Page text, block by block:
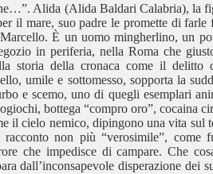
Alida (Alida Baldari Calabria), la
il mare, suo padre le promette di
È un uomo mingherlino, un
in periferia, nella Roma che
storia della cronaca come il delitto
umile e sottomesso, sopporta la
e scemo, uno di quegli esemplari
bottega “compro oro”, cocaina
il cielo nemico, dipingono una vita sul
non più “verosimile”, come
che impedisce di campare. Che
dall’inconsapevole disperazione dei